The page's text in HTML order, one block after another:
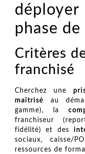
phase
Critères
franchisé
Cherchez une
maîtrisé au
gamme), la
franchiseur
fidélité) et des
sociaux, caisse/
ressources de